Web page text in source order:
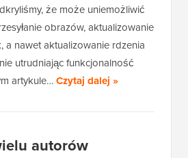
że może uniemożliwić
obrazów, aktualizowanie
a nawet aktualizowanie rdzenia
utrudniając funkcjonalność
artykule…Czytaj dalej »
autorów